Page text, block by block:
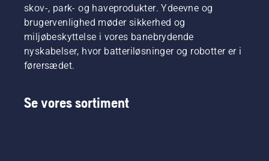
skov-, park- og haveprodukter. Ydeevne og
brugervenlighed møder sikkerhed og
miljøbeskyttelse i vores banebrydende
nyskabelser, hvor batteriløsninger og robotter er i
førersædet.
Se vores sortiment